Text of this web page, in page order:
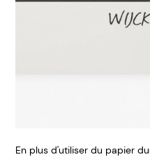
En plus d'utiliser du papier